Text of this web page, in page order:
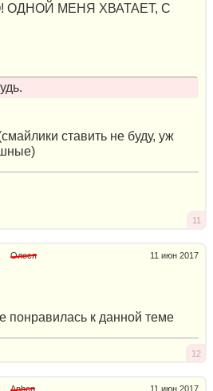
ОДНОЙ МЕНЯ ХВАТАЕТ, С
ставить не буду, уж
11
11 июн 2017
Олеся
понравилась к данной теме
12
11 июн 2017
Anhen